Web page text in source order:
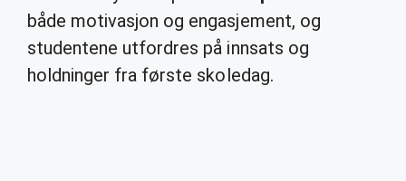
både motivasjon og engasjement, og
studentene utfordres på innsats og
holdninger fra første skoledag.